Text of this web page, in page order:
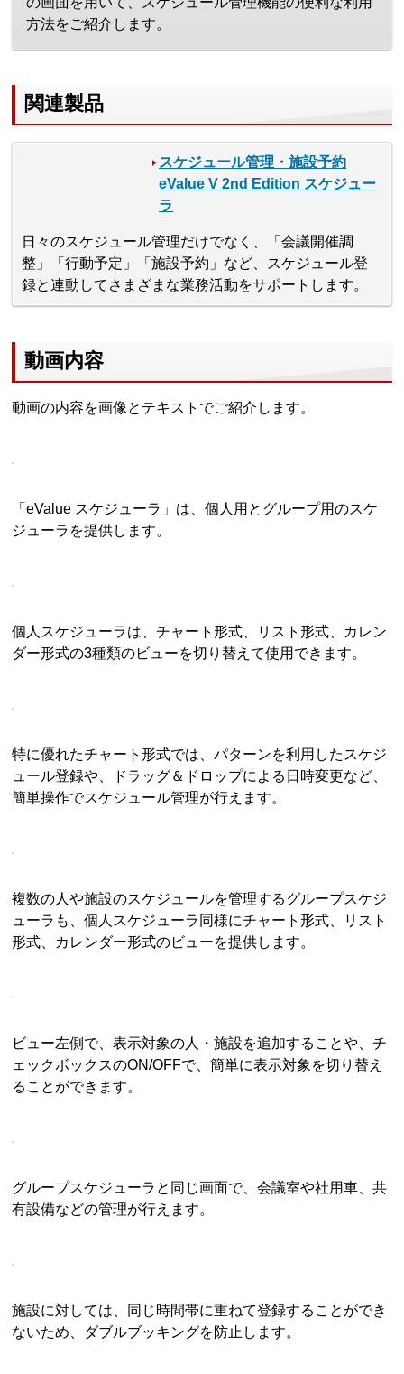
方法をご紹介します。
関連製品
スケジュール管理・施設予約
eValue V 2nd Edition スケジュー
ラ
日々のスケジュール管理だけでなく、「会議開催調
整」「行動予定」「施設予約」など、スケジュール登
録と連動してさまざまな業務活動をサポートします。
動画内容
動画の内容を画像とテキストでご紹介します。
「eValue スケジューラ」は、個人用とグループ用のスケ
ジューラを提供します。
個人スケジューラは、チャート形式、リスト形式、カレン
ダー形式の3種類のビューを切り替えて使用できます。
特に優れたチャート形式では、パターンを利用したスケジ
ュール登録や、ドラッグ＆ドロップによる日時変更など、
簡単操作でスケジュール管理が行えます。
複数の人や施設のスケジュールを管理するグループスケジ
ューラも、個人スケジューラ同様にチャート形式、リスト
形式、カレンダー形式のビューを提供します。
ビュー左側で、表示対象の人・施設を追加することや、チ
ェックボックスのON/OFFで、簡単に表示対象を切り替え
ることができます。
グループスケジューラと同じ画面で、会議室や社用車、共
有設備などの管理が行えます。
施設に対しては、同じ時間帯に重ねて登録することができ
ないため、ダブルブッキングを防止します。